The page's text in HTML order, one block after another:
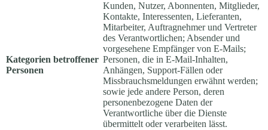
Kategorien betroffener
Personen
Kunden, Nutzer, Abonnenten, Mitglieder,
Kontakte, Interessenten, Lieferanten,
Mitarbeiter, Auftragnehmer und Vertreter
des Verantwortlichen; Absender und
vorgesehene Empfänger von E-Mails;
Personen, die in E-Mail-Inhalten,
Anhängen, Support-Fällen oder
Missbrauchsmeldungen erwähnt werden;
sowie jede andere Person, deren
personenbezogene Daten der
Verantwortliche über die Dienste
übermittelt oder verarbeiten lässt.